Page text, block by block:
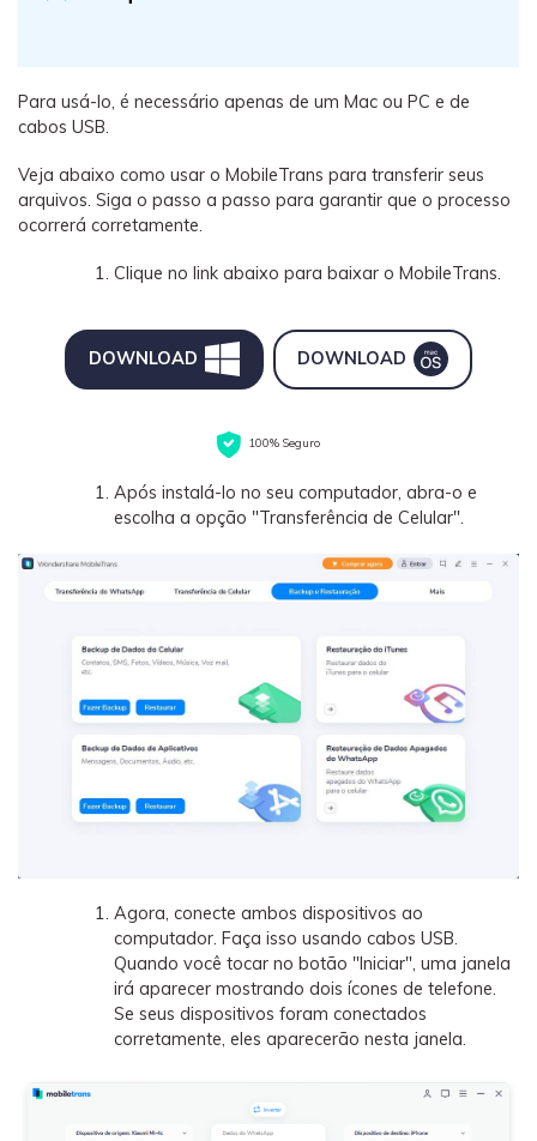
Para usá-lo, é necessário apenas de um Mac ou PC e de
cabos USB.
Veja abaixo como usar o MobileTrans para transferir seus
arquivos. Siga o passo a passo para garantir que o processo
ocorrerá corretamente.
Clique no link abaixo para baixar o MobileTrans.
DOWNLOAD DOWNLOAD
100% Seguro
Após instalá-lo no seu computador, abra-o e
escolha a opção "Transferência de Celular".
Agora, conecte ambos dispositivos ao
computador. Faça isso usando cabos USB.
Quando você tocar no botão "Iniciar", uma janela
irá aparecer mostrando dois ícones de telefone.
Se seus dispositivos foram conectados
corretamente, eles aparecerão nesta janela.